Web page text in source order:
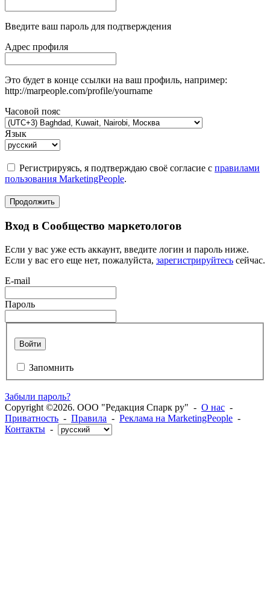
Введите ваш пароль для подтверждения
Адрес профиля
Это будет в конце ссылки на ваш профиль, например:
http://marpeople.com/profile/yourname
Часовой пояс
Язык
Регистрируясь, я подтверждаю своё согласие с правилами
пользования MarketingPeople.
Продолжить
Вход в Сообщество маркетологов
Если у вас уже есть аккаунт, введите логин и пароль ниже.
Если у вас его еще нет, пожалуйста, зарегистрируйтесь сейчас.
E-mail
Пароль
Войти
Запомнить
Забыли пароль?
Copyright ©2026. ООО "Редакция Спарк ру" - О нас -
Приватность - Правила - Реклама на MarketingPeople -
Контакты -